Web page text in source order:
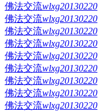
佛法交流wlxg20130220
佛法交流wlxg20130220
佛法交流wlxg20130220
佛法交流wlxg20130220
佛法交流wlxg20130220
佛法交流wlxg20130220
佛法交流wlxg20130220
佛法交流wlxg20130220
佛法交流wlxg20130220